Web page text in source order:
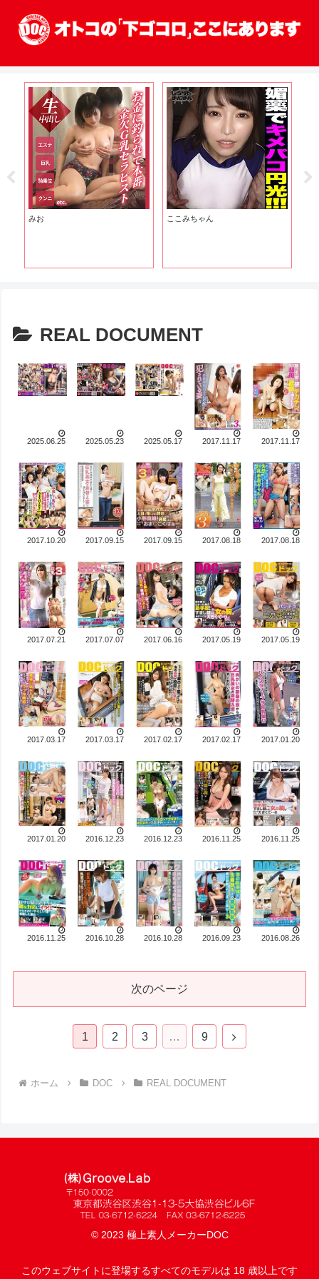
みお ここみちゃん
REAL DOCUMENT
2025.06.25 2025.05.23 2025.05.17 2017.11.17 2017.11.17
2017.10.20 2017.09.15 2017.09.15 2017.08.18 2017.08.18
2017.07.21 2017.07.07 2017.06.16 2017.05.19 2017.05.19
2017.03.17 2017.03.17 2017.02.17 2017.02.17 2017.01.20
2017.01.20 2016.12.23 2016.12.23 2016.11.25 2016.11.25
2016.11.25 2016.10.28 2016.10.28 2016.09.23 2016.08.26
次のページ
1 2 3 … 9
次
ホーム DOC REAL DOCUMENT
© 2023 極上素人メーカーDOC
このウェブサイトに登場するすべてのモデルは 18 歳以上です